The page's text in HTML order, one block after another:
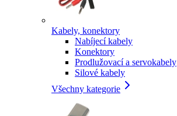
Kabely, konektory
Nabíjecí kabely
Konektory
Prodlužovací a servokabely
Silové kabely
Všechny kategorie